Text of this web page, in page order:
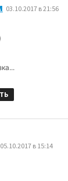
03.10.2017 в 21:56
05.10.2017 в 15:14